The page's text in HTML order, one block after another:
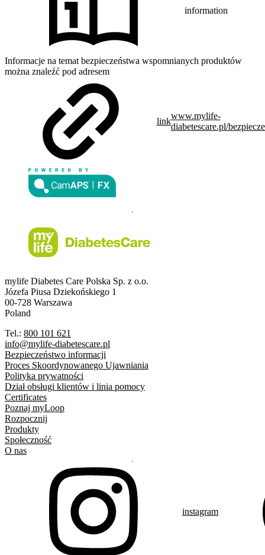
information
Informacje na temat bezpieczeństwa wspomnianych produktów
można znaleźć pod adresem
link
www.mylife-
diabetescare.pl/
mylife Diabetes Care Polska Sp. z o.o.
Józefa Piusa Dziekońskiego 1
00-728 Warszawa
Poland
Tel.: 800 101 621
info@mylife-diabetescare.pl
Bezpieczeństwo informacji
Proces Skoordynowanego Ujawniania
Polityka prywatności
Dział obsługi klientów i linia pomocy
Certificates
Poznaj myLoop
Rozpocznij
Produkty
Społeczność
O nas
instagram